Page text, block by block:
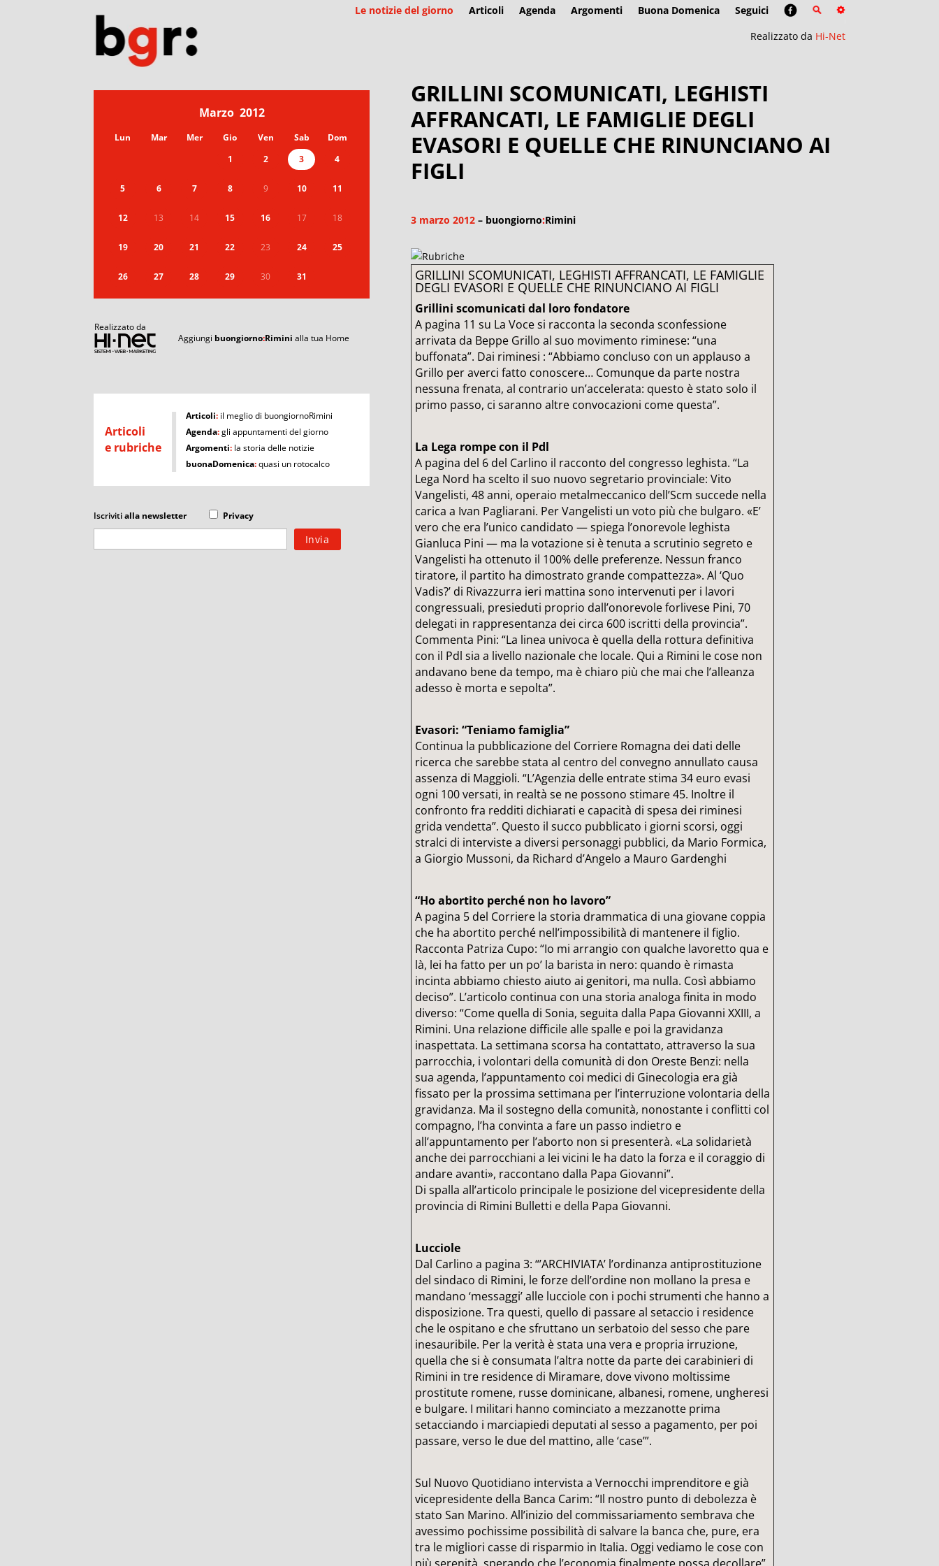
Le notizie del giorno Articoli Agenda Argomenti Buona Domenica
Seguici
Realizzato da Hi-Net
Marzo 2012
Lun Mar Mer Gio Ven Sab
Dom
1
2 3 4
5 6 7 8 9 10 11
12 13 14 15 16 17 18
19 20 21 22 23 24 25
26 27 28 29 30 31
Realizzato da
Aggiungi buongiorno:Riminialla tua Home
Articoli
e rubriche
I Articoli: il meglio di buongiornoRimini
Agenda:gli appuntamenti del giorno
Argomenti: la storia delle notizie
buonaDomenica:quasi un rotocalco
Iscrivitialla newsletter Privacy
GRILLINI SCOMUNICATI, LEGHISTI
AFFRANCATI, LE FAMIGLIE DEGLI
EVASORI E QUELLE CHE RINUNCIANO AI
FIGLI
3 marzo 2012 – buongiorno:Rimini
GRILLINI SCOMUNICATI, LEGHISTI AFFRANCATI, LE FAMIGLIE
DEGLI EVASORI E QUELLE CHE RINUNCIANO AI FIGLI
Grillini scomunicati dal loro fondatore
A pagina 11 su La Voce si racconta la seconda sconfessione
arrivata da Beppe Grillo al suo movimento riminese: “una
buffonata”. Dai riminesi : “Abbiamo concluso con un applauso a
Grillo per averci fatto conoscere… Comunque da parte nostra
nessuna frenata, al contrario un’accelerata: questo è stato solo il
primo passo, ci saranno altre convocazioni come questa”.
La Lega rompe con il Pdl
A pagina del 6 del Carlino il racconto del congresso leghista. “La
Lega Nord ha scelto il suo nuovo segretario provinciale: Vito
Vangelisti, 48 anni, operaio metalmeccanico dell’Scm succede nella
carica a Ivan Pagliarani. Per Vangelisti un voto più che bulgaro. «E’
vero che era l’unico candidato — spiega l’onorevole leghista
Gianluca Pini — ma la votazione si è tenuta a scrutinio segreto e
Vangelisti ha ottenuto il 100% delle preferenze. Nessun franco
tiratore, il partito ha dimostrato grande compattezza». Al ‘Quo
Vadis?’ di Rivazzurra ieri mattina sono intervenuti per i lavori
congressuali, presieduti proprio dall’onorevole forlivese Pini, 70
delegati in rappresentanza dei circa 600 iscritti della provincia”.
Commenta Pini: “La linea univoca è quella della rottura definitiva
con il Pdl sia a livello nazionale che locale. Qui a Rimini le cose non
andavano bene da tempo, ma è chiaro più che mai che l’alleanza
adesso è morta e sepolta”.
Evasori: “Teniamo famiglia”
Continua la pubblicazione del Corriere Romagna dei dati delle
ricerca che sarebbe stata al centro del convegno annullato causa
assenza di Maggioli. “L’Agenzia delle entrate stima 34 euro evasi
ogni 100 versati, in realtà se ne possono stimare 45. Inoltre il
confronto fra redditi dichiarati e capacità di spesa dei riminesi
grida vendetta”. Questo il succo pubblicato i giorni scorsi, oggi
stralci di interviste a diversi personaggi pubblici, da Mario Formica,
a Giorgio Mussoni, da Richard d’Angelo a Mauro Gardenghi
“Ho abortito perché non ho lavoro”
A pagina 5 del Corriere la storia drammatica di una giovane coppia
che ha abortito perché nell’impossibilità di mantenere il figlio.
Racconta Patriza Cupo: “Io mi arrangio con qualche lavoretto qua e
là, lei ha fatto per un po’ la barista in nero: quando è rimasta
incinta abbiamo chiesto aiuto ai genitori, ma nulla. Così abbiamo
deciso”. L’articolo continua con una storia analoga finita in modo
diverso: “Come quella di Sonia, seguita dalla Papa Giovanni XXIII, a
Rimini. Una relazione difficile alle spalle e poi la gravidanza
inaspettata. La settimana scorsa ha contattato, attraverso la sua
parrocchia, i volontari della comunità di don Oreste Benzi: nella
sua agenda, l’appuntamento coi medici di Ginecologia era già
fissato per la prossima settimana per l’interruzione volontaria della
gravidanza. Ma il sostegno della comunità, nonostante i conflitti col
compagno, l’ha convinta a fare un passo indietro e
all’appuntamento per l’aborto non si presenterà. «La solidarietà
anche dei parrocchiani a lei vicini le ha dato la forza e il coraggio di
andare avanti», raccontano dalla Papa Giovanni”.
Di spalla all’articolo principale le posizione del vicepresidente della
provincia di Rimini Bulletti e della Papa Giovanni.
Lucciole
Dal Carlino a pagina 3: “’ARCHIVIATA’ l’ordinanza antiprostituzione
del sindaco di Rimini, le forze dell’ordine non mollano la presa e
mandano ‘messaggi’ alle lucciole con i pochi strumenti che hanno a
disposizione. Tra questi, quello di passare al setaccio i residence
che le ospitano e che sfruttano un serbatoio del sesso che pare
inesauribile. Per la verità è stata una vera e propria irruzione,
quella che si è consumata l’altra notte da parte dei carabinieri di
Rimini in tre residence di Miramare, dove vivono moltissime
prostitute romene, russe dominicane, albanesi, romene, ungheresi
e bulgare. I militari hanno cominciato a mezzanotte prima
setacciando i marciapiedi deputati al sesso a pagamento, per poi
passare, verso le due del mattino, alle ‘case’”.
Sul Nuovo Quotidiano intervista a Vernocchi imprenditore e già
vicepresidente della Banca Carim: “Il nostro punto di debolezza è
stato San Marino. All’inizio del commissariamento sembrava che
avessimo pochissime possibilità di salvare la banca che, pure, era
tra le migliori casse di risparmio in Italia. Oggi vediamo le cose con